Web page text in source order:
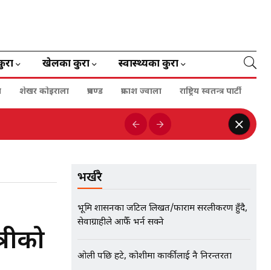
खेलका कुरा स्वास्थ्यका कुरा
शेखर कोइराला प्रचण्ड प्रकाश ज्वाला राष्ट्रिय स्वतन्त्र पार्टी
भर्खरै
भूमि प्रशासनका जटिल लिखत/फाराम सरलीकरण हुँदै,
सेवाग्राहीले आफैँ भर्न सक्ने
ओली पछि हटे, कोशीमा कार्कीलाई नै निरन्तरता